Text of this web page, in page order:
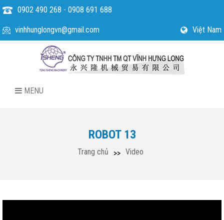
0902 490 268 - 0908 691 688
vinhhunglongvn@gmail.com Việt Nam
MENU
ROBOT 13
Trang chủ >> Video